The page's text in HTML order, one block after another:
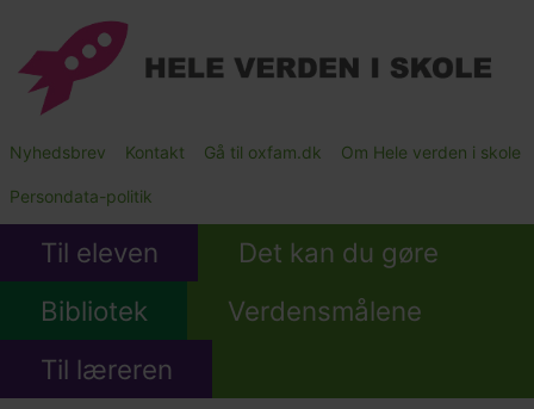
hovedindhold
Main
Submenu
Nyhedsbrev Kontakt Gå til oxfam.dk Om Hele verden i skole
Persondata-politik
Til eleven
Det kan du gøre
Bibliotek
Verdensmålene
Til læreren